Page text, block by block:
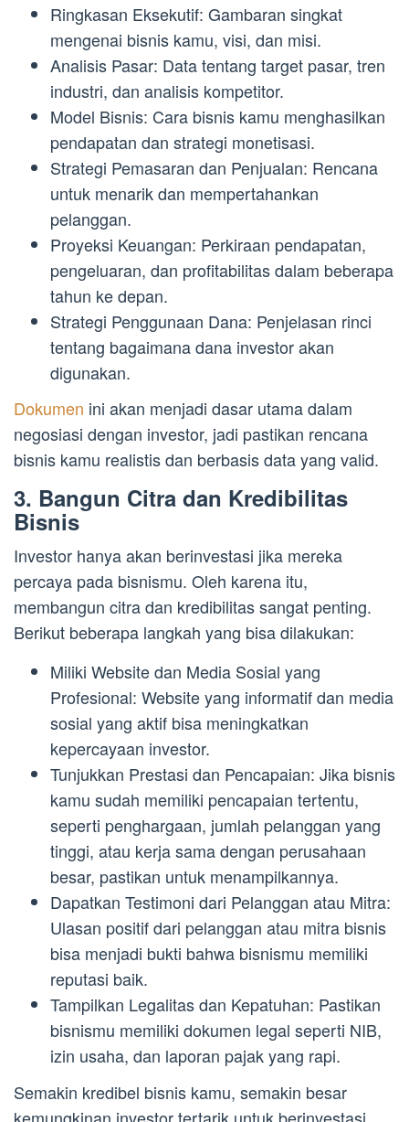
Ringkasan Eksekutif: Gambaran singkat
mengenai bisnis kamu, visi, dan misi.
Analisis Pasar: Data tentang target pasar, tren
industri, dan analisis kompetitor.
Model Bisnis: Cara bisnis kamu menghasilkan
pendapatan dan strategi monetisasi.
Strategi Pemasaran dan Penjualan: Rencana
untuk menarik dan mempertahankan
pelanggan.
Proyeksi Keuangan: Perkiraan pendapatan,
pengeluaran, dan profitabilitas dalam beberapa
tahun ke depan.
Strategi Penggunaan Dana: Penjelasan rinci
tentang bagaimana dana investor akan
digunakan.
Dokumen ini akan menjadi dasar utama dalam
negosiasi dengan investor, jadi pastikan rencana
bisnis kamu realistis dan berbasis data yang valid.
3. Bangun Citra dan Kredibilitas
Bisnis
Investor hanya akan berinvestasi jika mereka
percaya pada bisnismu. Oleh karena itu,
membangun citra dan kredibilitas sangat penting.
Berikut beberapa langkah yang bisa dilakukan:
Miliki Website dan Media Sosial yang
Profesional: Website yang informatif dan media
sosial yang aktif bisa meningkatkan
kepercayaan investor.
Tunjukkan Prestasi dan Pencapaian: Jika bisnis
kamu sudah memiliki pencapaian tertentu,
seperti penghargaan, jumlah pelanggan yang
tinggi, atau kerja sama dengan perusahaan
besar, pastikan untuk menampilkannya.
Dapatkan Testimoni dari Pelanggan atau Mitra:
Ulasan positif dari pelanggan atau mitra bisnis
bisa menjadi bukti bahwa bisnismu memiliki
reputasi baik.
Tampilkan Legalitas dan Kepatuhan: Pastikan
bisnismu memiliki dokumen legal seperti NIB,
izin usaha, dan laporan pajak yang rapi.
Semakin kredibel bisnis kamu, semakin besar
kemungkinan investor tertarik untuk berinvestasi.